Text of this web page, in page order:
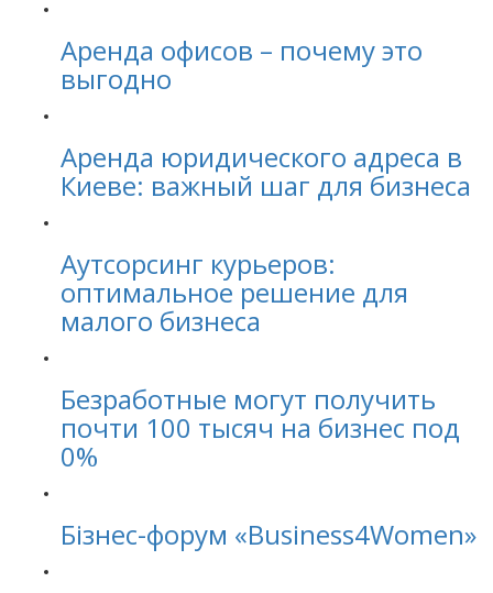
Аренда офисов – почему это
выгодно
Аренда юридического адреса в
Киеве: важный шаг для бизнеса
Аутсорсинг курьеров:
оптимальное решение для
малого бизнеса
Безработные могут получить
почти 100 тысяч на бизнес под
0%
Бізнес-форум «Business4Women»